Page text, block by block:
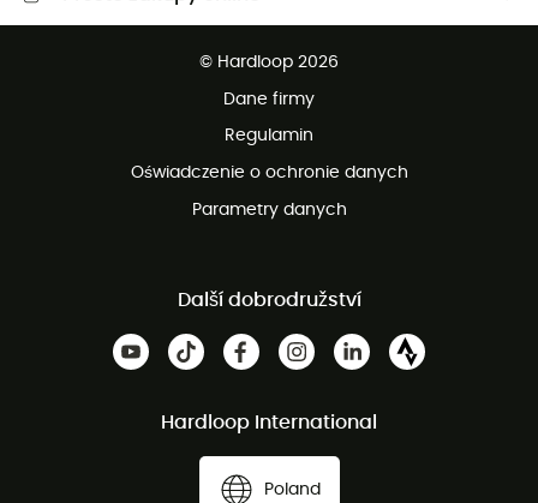
© Hardloop 2026
Dane firmy
Regulamin
Oświadczenie o ochronie danych
Parametry danych
Další dobrodružství
Hardloop International
Poland